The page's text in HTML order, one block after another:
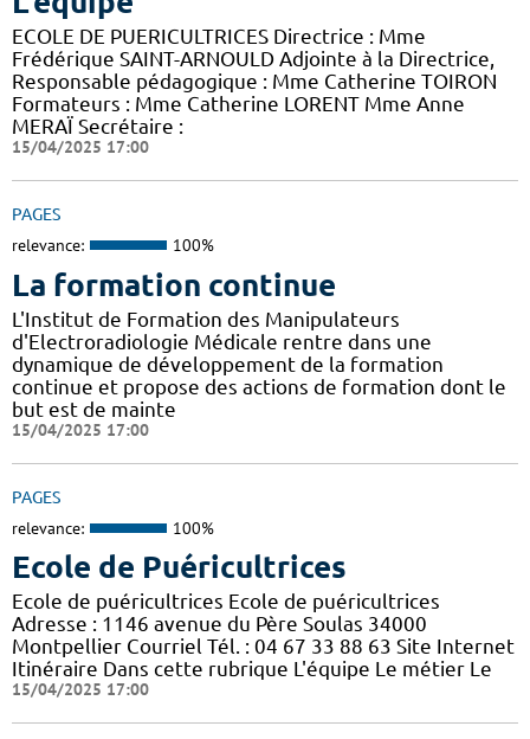
ECOLE DE PUERICULTRICES Directrice : Mme
Frédérique SAINT-ARNOULD Adjointe à la Directrice,
Responsable pédagogique : Mme Catherine TOIRON
Formateurs : Mme Catherine LORENT Mme Anne
MERAÏ Secrétaire :
15/04/2025 17:00
PAGES
relevance: 100%
La formation continue
L'Institut de Formation des Manipulateurs
d'Electroradiologie Médicale rentre dans une
dynamique de développement de la formation
continue et propose des actions de formation dont le
but est de mainte
15/04/2025 17:00
PAGES
relevance: 100%
Ecole de Puéricultrices
Ecole de puéricultrices Ecole de puéricultrices
Adresse : 1146 avenue du Père Soulas 34000
Montpellier Courriel Tél. : 04 67 33 88 63 Site Internet
Itinéraire Dans cette rubrique L'équipe Le métier Le
15/04/2025 17:00